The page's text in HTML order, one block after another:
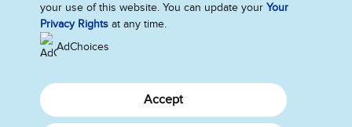
Creëer je ervaring
your use of this website. You can update yourYour
Privacy Rights at any time.
AdChoices
Accept